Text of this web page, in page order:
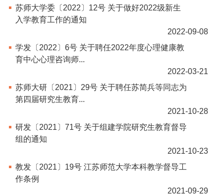
苏师大学委〔2022〕12号 关于做好2022级新生
入学教育工作的通知
2022-09-08
学发〔2022〕6号 关于聘任2022年度心理健康教
育中心心理咨询师...
2022-03-21
苏师大研〔2021〕29号 关于聘任苏简兵等同志为
第四届研究生教育...
2021-10-28
研发〔2021〕71号 关于组建学院研究生教育督导
组的通知
2021-10-23
教发〔2021〕19号 江苏师范大学本科教学督导工
作条例
2021-09-29